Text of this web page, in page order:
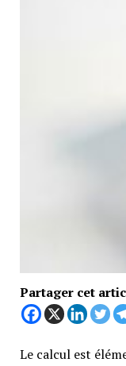
Partager cet
Le calcul est